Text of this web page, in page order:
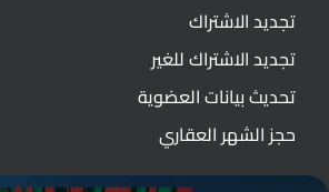
تجديد الاشتراك
تجديد الاشتراك للغير
تحديث بيانات العضوية
حجز الشهر العقاري